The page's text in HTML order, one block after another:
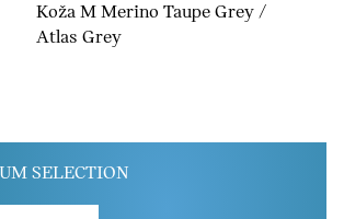
Koža M Merino Taupe Grey /
Atlas Grey
SELECTION